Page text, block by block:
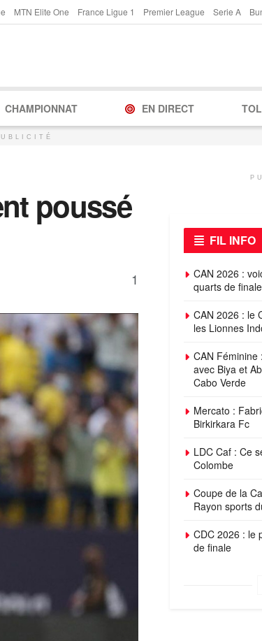
MTN Elite One France Ligue 1 Premier League Serie A
CHAMPIONNAT EN DIRECT
poussé
1
FIL INFO
CAN 2026 :
quarts de finale
CAN 2026 : le
les Lionnes
CAN Féminine
avec Biya et
Cabo Verde
Mercato :
Birkirkara Fc
LDC Caf : Ce
Colombe
Coupe de la
Rayon sports
CDC 2026 : le
de finale